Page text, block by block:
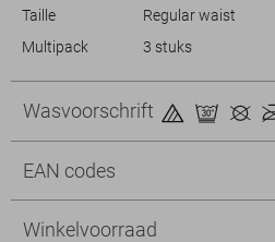
Taille
Regular waist
Multipack
3 stuks
Wasvoorschrift
EAN codes
Winkelvoorraad